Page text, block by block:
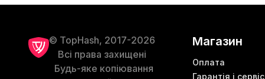
© TopHash, 2017-2026
Всі права захищені
Будь-яке копіювання
Магазин
Оплата
Гарантія і сервіс